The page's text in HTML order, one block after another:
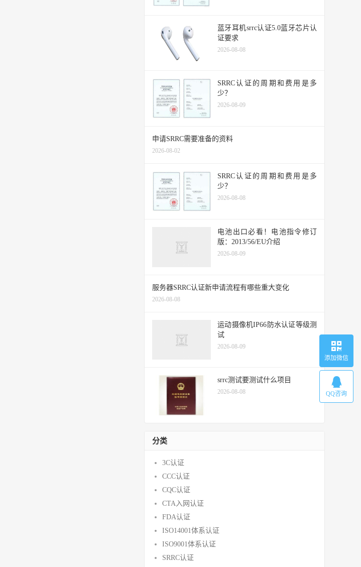
蓝牙耳机srrc认证5.0蓝牙芯片认
证要求
2026-08-08
SRRC认证的周期和费用是多
少？
2026-08-09
申请SRRC需要准备的资料
2026-08-02
SRRC认证的周期和费用是多
少？
2026-08-08
电池出口必看！电池指令修订
版：2013/56/EU介绍
2026-08-09
服务器SRRC认证新申请流程有哪些重大变化
2026-08-08
运动摄像机IP66防水认证等级测
试
2026-08-09
srrc测试要测试什么项目
2026-08-08
分类
3C认证
CCC认证
CQC认证
CTA入网认证
FDA认证
ISO14001体系认证
ISO9001体系认证
SRRC认证
添加微信
QQ咨询